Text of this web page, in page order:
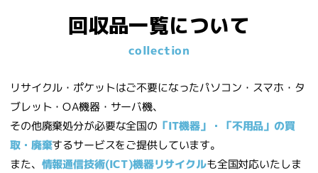
回収品一覧について
collection
リサイクル・ポケットはご不要になったパソコン・スマホ・タ
ブレット・OA機器・サーバ機、
その他廃棄処分が必要な全国の 「IT機器」・「不用品」の買
取・廃棄するサービスをご提供しています。
また、 情報通信技術(ICT)機器リサイクルも全国対応いたしま